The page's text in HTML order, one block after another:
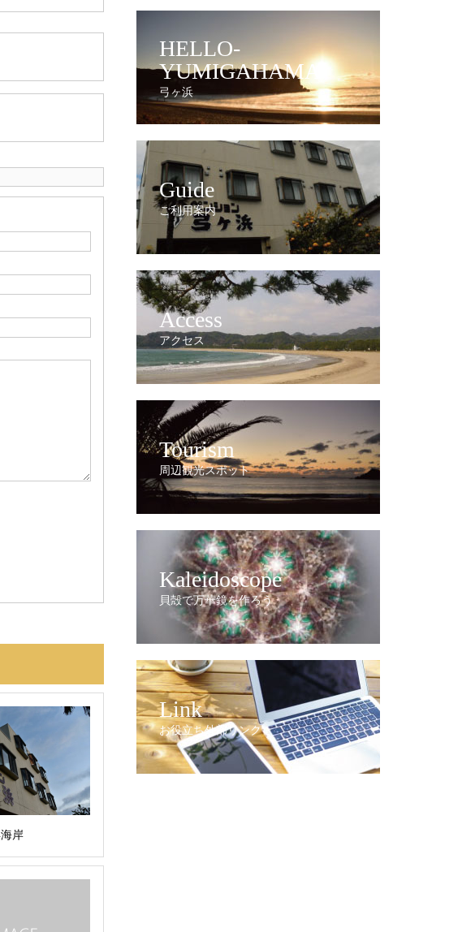
岸
HELLO-
YUMIGAHAMA
弓ヶ浜
Guide
ご利用案内
Access
アクセス
Tourism
周辺観光スポット
Kaleidoscope
貝殻で万華鏡を作ろう
Link
お役立ち外部リンク